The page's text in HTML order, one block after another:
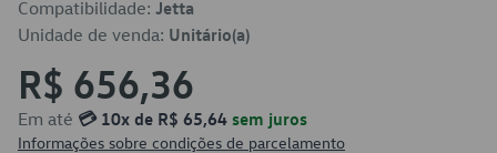
Compatibilidade: Jetta
Unidade de venda: Unitário(a)
R$ 656,36
Em até 💳 10x de R$ 65,64 sem juros
Informações sobre condições de parcelamento